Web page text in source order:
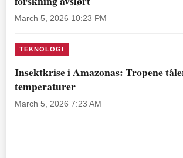
March 5, 2026 10:23 PM
TEKNOLOGI
Insektkrise i Amazonas: Tropene
temperaturer
March 5, 2026 7:23 AM